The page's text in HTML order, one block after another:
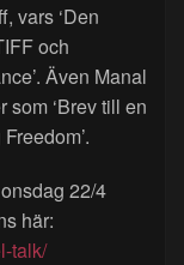
vars ‘Den
och
Även Manal
som ‘Brev till en
22/4
här:
talk/